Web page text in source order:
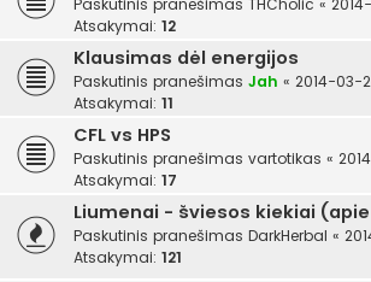
Paskutinis pranešimas THCholic «
Atsakymai: 12
Klausimas dėl energijos
Paskutinis pranešimas Jah « 2014-03-
Atsakymai: 11
CFL vs HPS
Paskutinis pranešimas vartotikas «
Atsakymai: 17
Liumenai - šviesos kiekiai
Paskutinis pranešimas DarkHerbal «
Atsakymai: 121